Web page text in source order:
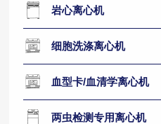
岩心离心机
细胞洗涤离心机
血型卡/血清学离心机
两虫检测专用离心机